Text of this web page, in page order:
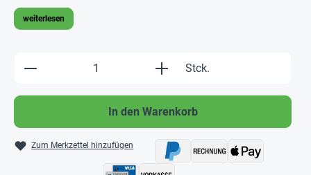
weiterlesen
Produkt Anzahl: Gib den gewünschten
Stck.
In den Warenkorb
Zum Merkzettel hinzufügen